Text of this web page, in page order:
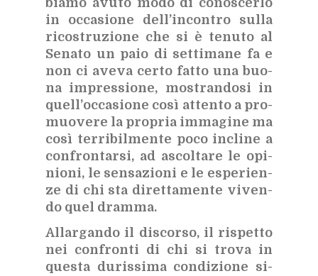
bia­mo avu­to modo di co­no­scer­lo
in oc­ca­sio­ne del­l’in­con­tro sul­la
ri­co­stru­zio­ne che si è te­nu­to al
Se­na­to un paio di set­ti­ma­ne fa e
non ci ave­va cer­to fat­to una buo­
na im­pres­sio­ne, mo­stran­do­si in
quel­l’oc­ca­sio­ne così at­ten­to a pro­
muo­ve­re la pro­pria im­ma­gi­ne ma
così ter­ri­bil­men­te poco in­cli­ne a
con­fron­tar­si, ad ascol­ta­re le opi­
nio­ni, le sen­sa­zio­ni e le espe­rien­
ze di chi sta di­ret­ta­men­te vi­ven­
do quel dram­ma.
Al­lar­gan­do il di­scor­so, il ri­spet­to
nei con­fron­ti di chi si tro­va in
que­sta du­ris­si­ma con­di­zio­ne si­